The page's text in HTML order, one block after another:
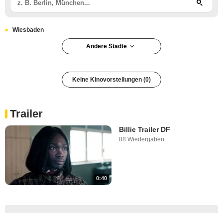
Wiesbaden
Andere Städte
Keine Kinovorstellungen (0)
Trailer
0:40
Billie Trailer DF
88 Wiedergaben